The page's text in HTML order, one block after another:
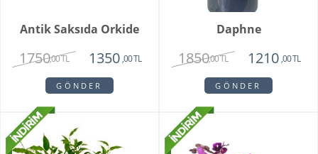
Antik Saksıda Orkide
1750,00 TL 1350 ,00 TL
GÖNDER
Daphne
1850,00 TL 1210 ,00 TL
GÖNDER